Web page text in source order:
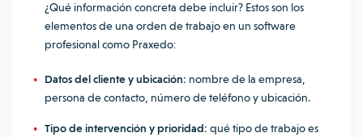
¿Qué información concreta debe incluir? Estos son los
elementos de una orden de trabajo en un software
profesional como Praxedo:
Datos del cliente y ubicación: nombre de la empresa,
persona de contacto, número de teléfono y ubicación.
Tipo de intervención y prioridad: qué tipo de trabajo es